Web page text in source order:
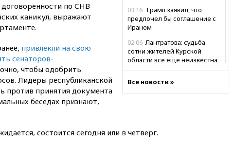
03:16 Трамп заявил, что
предпочел бы соглашение с
Ираном
02:06 Лантратова: судьба
сотни жителей Курской
области все еще неизвестна
сохранить мобилизационный
ресурс для Украины
вчера, 23:35
Все новости »
по СНВ
каникул, выражают
привлекли на свою
сенаторов-
чтобы одобрить
Лидеры республиканской
против принятия документа
беседах признают,
состоится сегодня или в четверг.